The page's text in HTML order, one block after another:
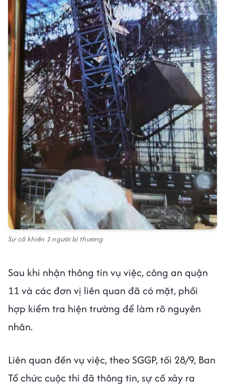
Sự cố khiến 1 người bị thương
Sau khi nhận thông tin vụ việc, công an quận
11 và các đơn vị liên quan đã có mặt, phối
hợp kiểm tra hiện trường để làm rõ nguyên
nhân.
Liên quan đến vụ việc, theo SGGP, tối 28/9, Ban
Tổ chức cuộc thi đã thông tin, sự cố xảy ra